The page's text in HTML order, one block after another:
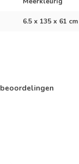
6.5 x 135 x 61 cm
beoordelingen